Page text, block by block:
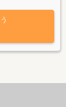
産にかかわる相